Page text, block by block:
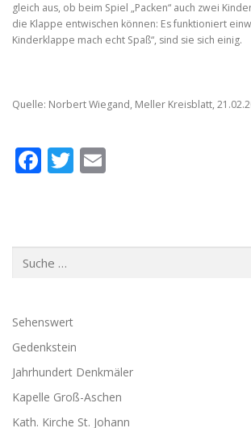
gleich aus, ob beim Spiel „Packen“ auch zwei
die Klappe entwischen können: Es funktioniert
Kinderklappe mach echt Spaß“, sind sie sich einig.
Quelle: Norbert Wiegand, Meller Kreisblatt,
Facebook
Twitter
nach:
Sehenswert
Gedenkstein
Jahrhundert Denkmäler
Kapelle Groß-Aschen
Kath. Kirche St. Johann